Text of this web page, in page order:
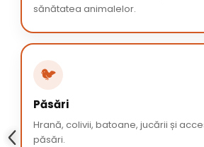
sănătatea animalelor.
🐦
Păsări
Hrană, colivii, batoane, jucării și
păsări.